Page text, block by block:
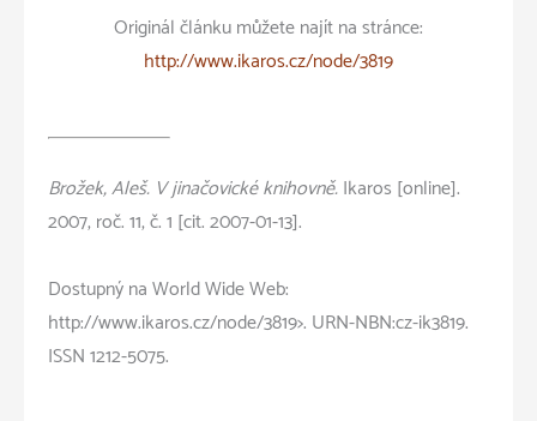
Originál článku můžete najít na stránce:
http://www.ikaros.cz/node/3819
Brožek, Aleš. V jinačovické knihovně.Ikaros [online].
2007, roč. 11, č. 1 [cit. 2007-01-13].
Dostupný na World Wide Web:
http://www.ikaros.cz/node/3819>. URN-NBN:cz-ik3819.
ISSN 1212-5075.